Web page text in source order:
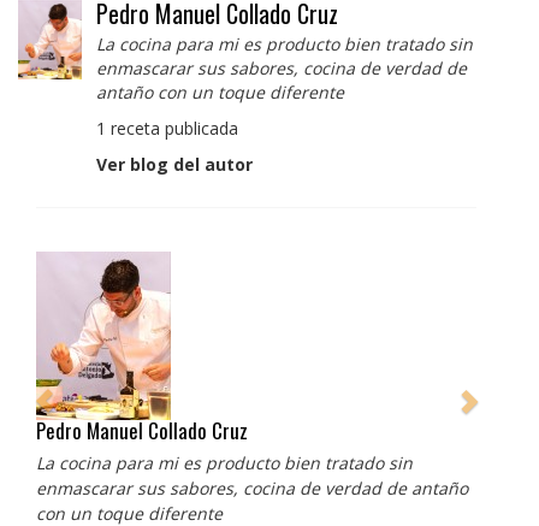
Pedro Manuel Collado Cruz
La cocina para mi es producto bien tratado sin
enmascarar sus sabores, cocina de verdad de
antaño con un toque diferente
1 receta publicada
Ver blog del autor
Pedro Manuel Collado Cruz
La cocina para mi es producto bien tratado sin
enmascarar sus sabores, cocina de verdad de antaño
con un toque diferente